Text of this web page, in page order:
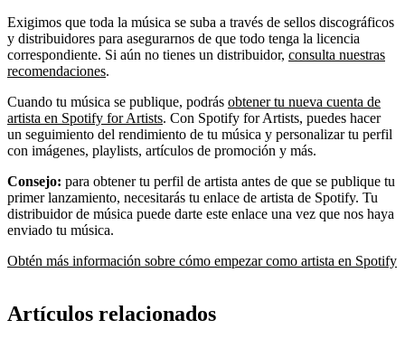
Exigimos que toda la música se suba a través de sellos discográficos
y distribuidores para asegurarnos de que todo tenga la licencia
correspondiente. Si aún no tienes un distribuidor, consulta nuestras
recomendaciones.
Cuando tu música se publique, podrás obtener tu nueva cuenta de
artista en Spotify for Artists. Con Spotify for Artists, puedes hacer
un seguimiento del rendimiento de tu música y personalizar tu perfil
con imágenes, playlists, artículos de promoción y más.
Consejo: para obtener tu perfil de artista antes de que se publique tu
primer lanzamiento, necesitarás tu enlace de artista de Spotify. Tu
distribuidor de música puede darte este enlace una vez que nos haya
enviado tu música.
Obtén más información sobre cómo empezar como artista en Spotify
Artículos relacionados